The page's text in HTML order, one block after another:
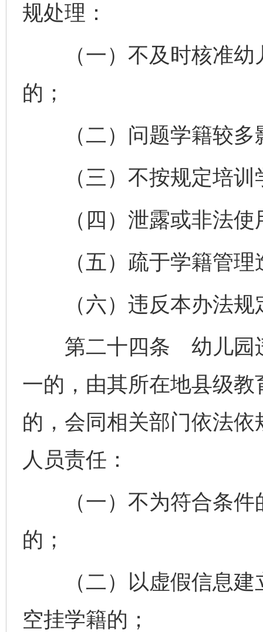
规处理：
（一）不及时核准幼
的；
（二）问题学籍较多
（三）不按规定培训
（四）泄露或非法使
（五）疏于学籍管理
（六）违反本办法规
第二十四条 幼儿园违
一的，由其所在地县级
的，会同相关部门依法
人员责任：
（一）不为符合条件
的；
（二）以虚假信息建
空挂学籍的；